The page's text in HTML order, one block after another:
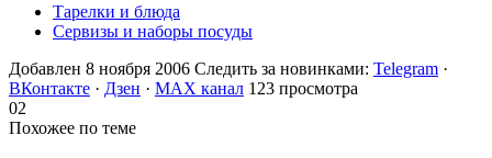
Тарелки и блюда
Сервизы и наборы посуды
Добавлен 8 ноября 2006 Следить за новинками: Telegram ·
ВКонтакте · Дзен · MAX канал 123 просмотра
02
Похожее по теме